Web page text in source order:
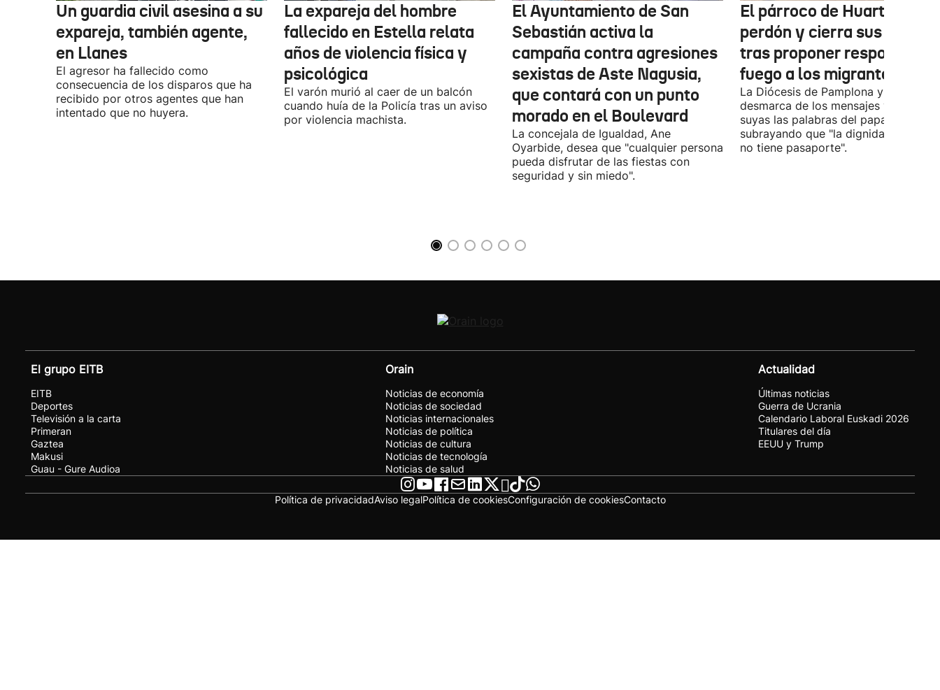
Un guardia civil asesina a su
expareja, también agente,
en Llanes
El agresor ha fallecido como
consecuencia de los disparos que ha
recibido por otros agentes que han
intentado que no huyera.
La expareja del hombre
fallecido en Estella relata
años de violencia física y
psicológica
El varón murió al caer de un balcón
cuando huía de la Policía tras un aviso
por violencia machista.
El Ayuntamiento de San
Sebastián activa la
campaña contra agresiones
sexistas de Aste Nagusia,
que contará con un punto
morado en el Boulevard
La concejala de Igualdad, Ane
Oyarbide, desea que "cualquier persona
pueda disfrutar de las fiestas con
seguridad y sin miedo".
El párroco de Huarte pide
perdón y cierra sus redes
tras proponer responder
fuego a los migrantes
La Diócesis de Pamplona y Tudela se
desmarca de los mensajes y hace
suyas las palabras del papa
subrayando que "la dignidad humana
no tiene pasaporte".
El grupo EITB
EITB
Deportes
Televisión a la carta
Primeran
Gaztea
Makusi
Guau - Gure Audioa
Orain
Noticias de economía
Noticias de sociedad
Noticias internacionales
Noticias de política
Noticias de cultura
Noticias de tecnología
Noticias de salud
Actualidad
Últimas noticias
Guerra de Ucrania
Calendario Laboral Euskadi 2026
Titulares del día
EEUU y Trump
Política de privacidadAviso legalPolítica de cookiesConfiguración de cookiesContacto